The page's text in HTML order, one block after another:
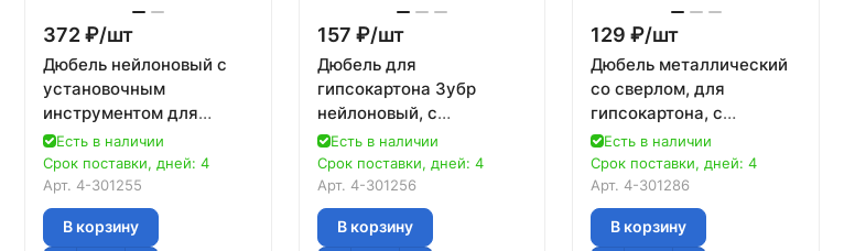
372 ₽/шт
Дюбель нейлоновый с
установочным
инструментом для
гипсокартона 100 шт. (23
мм; ТФ5) ЗУБР 4-301255
Есть в наличии
Срок поставки, дней: 4
Арт. 4-301255
В корзину
157 ₽/шт
Дюбель для
гипсокартона Зубр
нейлоновый, с
оцинкованным
саморезом и
установочн.
инструментом, ТФ 6,
Есть в наличии
Срок поставки, дней: 4
Арт. 4-301256
В корзину
129 ₽/шт
Дюбель металлический
со сверлом, для
гипсокартона, с
оцинкованным
саморезом, 33 мм, 3 шт,
ЗУБР
Есть в наличии
Срок поставки, дней: 4
Арт.4-301286
В корзину